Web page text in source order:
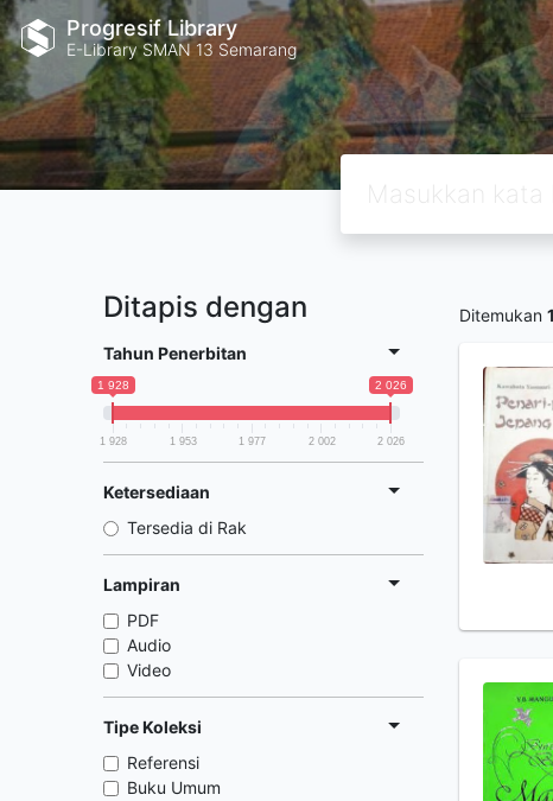
Progresif Library
E-Library SMAN 13 Semarang
Ditapis dengan
Tahun Penerbitan
1 928 2 026
1 928 1 953 1 977 2 002 2 026
Ketersediaan
Tersedia di Rak
Lampiran
PDF
Audio
Video
Tipe Koleksi
Referensi
Buku Umum
Ditemukan